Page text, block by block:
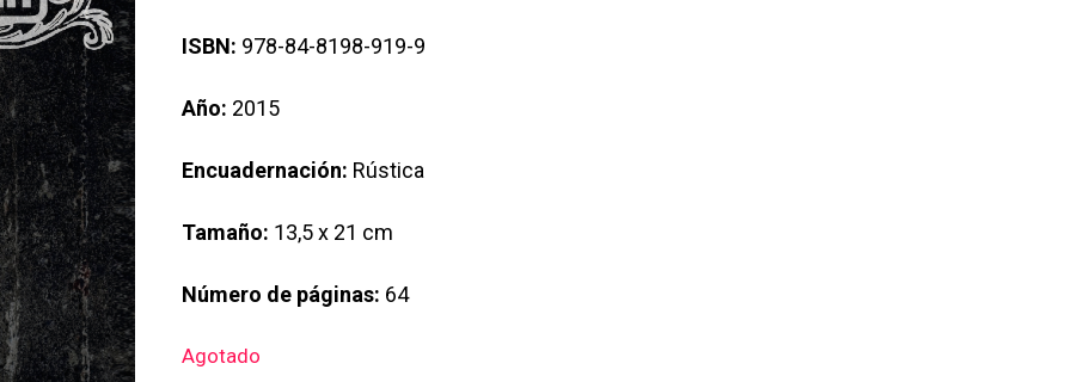
ISBN: 978-84-8198-919-9
Año: 2015
Encuadernación: Rústica
Tamaño: 13,5 x 21 cm
Número de páginas: 64
Agotado